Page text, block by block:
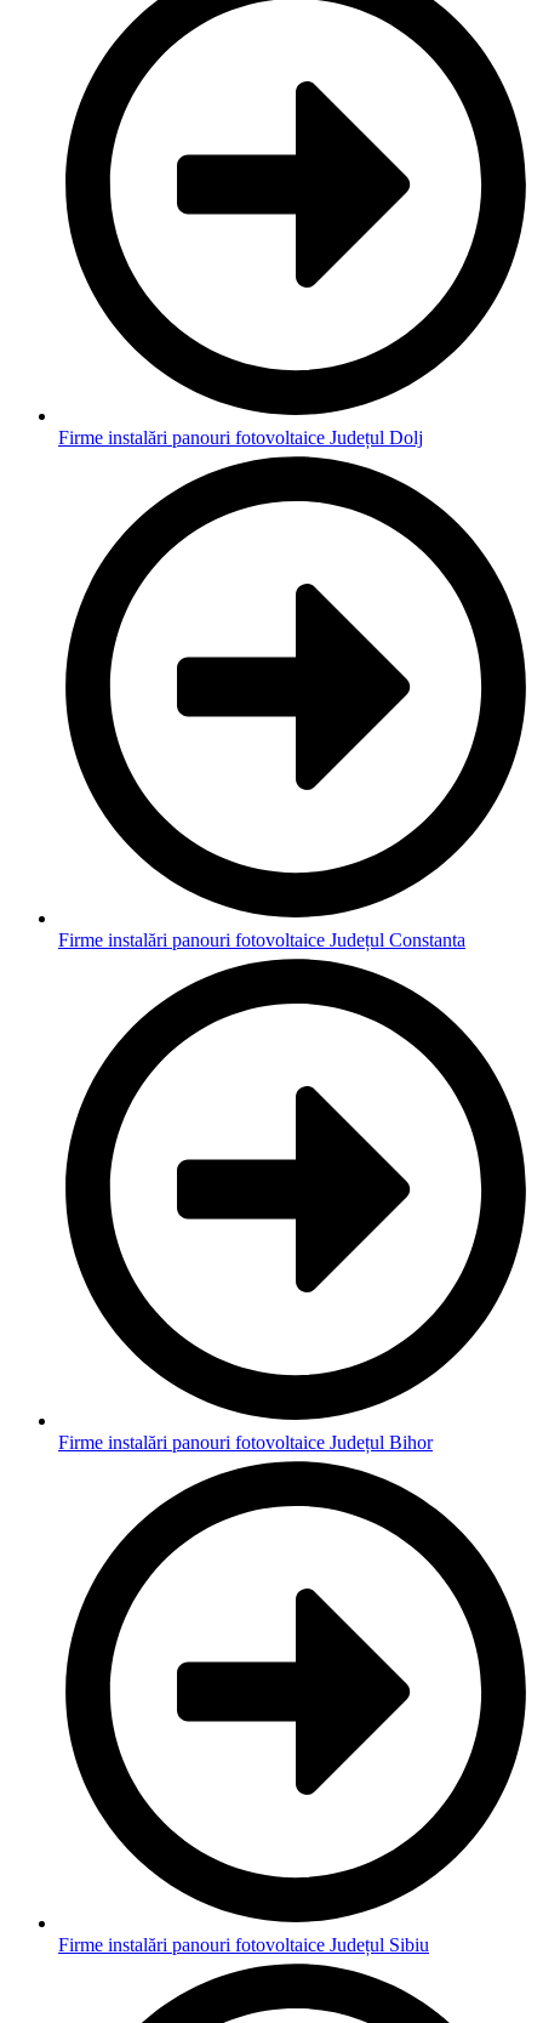
Firme instalări panouri fotovoltaice Județul Dolj
Firme instalări panouri fotovoltaice Județul Constanta
Firme instalări panouri fotovoltaice Județul Bihor
Firme instalări panouri fotovoltaice Județul Sibiu